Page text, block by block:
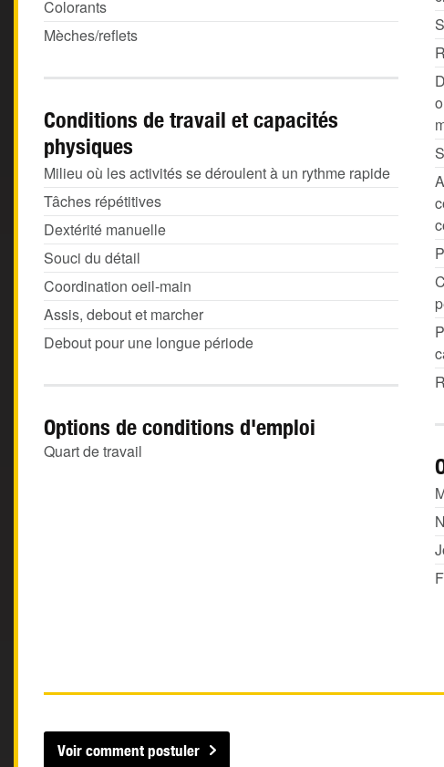
Colorants
Mèches/reflets
Conditions de travail et capacités
physiques
Milieu où les activités se déroulent à un rythme rapide
Tâches répétitives
Dextérité manuelle
Souci du détail
Coordination oeil-main
Assis, debout et marcher
Debout pour une longue période
Options de conditions d'emploi
Quart de travail
Voir comment postuler